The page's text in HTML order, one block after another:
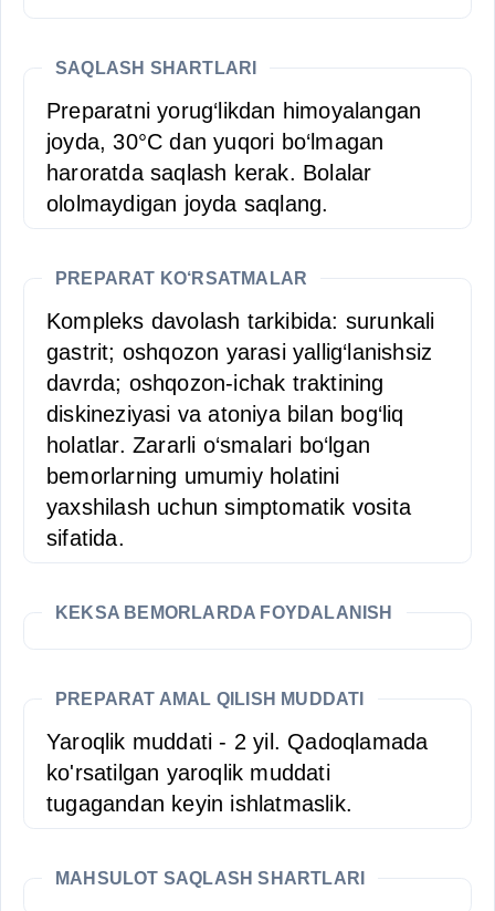
SAQLASH SHARTLARI
Preparatni yorug‘likdan himoyalangan
joyda, 30°C dan yuqori bo‘lmagan
haroratda saqlash kerak. Bolalar
ololmaydigan joyda saqlang.
PREPARAT KO‘RSATMALAR
Kompleks davolash tarkibida: surunkali
gastrit; oshqozon yarasi yallig‘lanishsiz
davrda; oshqozon-ichak traktining
diskineziyasi va atoniya bilan bog‘liq
holatlar. Zararli o‘smalari bo‘lgan
bemorlarning umumiy holatini
yaxshilash uchun simptomatik vosita
sifatida.
KEKSA BEMORLARDA FOYDALANISH
PREPARAT AMAL QILISH MUDDATI
Yaroqlik muddati - 2 yil. Qadoqlamada
ko'rsatilgan yaroqlik muddati
tugagandan keyin ishlatmaslik.
MAHSULOT SAQLASH SHARTLARI